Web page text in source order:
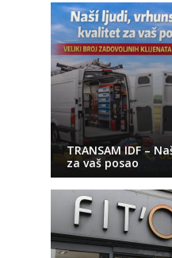
TRANSAM IDF –
za vaš posao